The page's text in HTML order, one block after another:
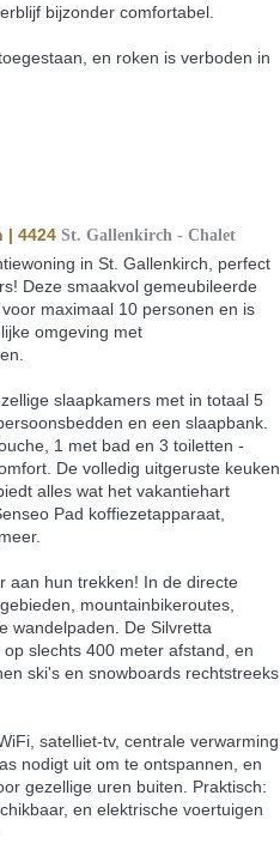
bijzonder comfortabel.
en roken is verboden in
| 4424 St. Gallenkirch - Chalet
in St. Gallenkirch, perfect
Deze smaakvol gemeubileerde
maximaal 10 personen en is
omgeving met
slaapkamers met in totaal 5
en een slaapbank.
1 met bad en 3 toiletten -
De volledig uitgeruste keuken
alles wat het vakantiehart
Pad koffiezetapparaat,
aan hun trekken! In de directe
mountainbikeroutes,
wandelpaden. De Silvretta
slechts 400 meter afstand, en
ski's en snowboards rechtstreeks
satelliet-tv, centrale verwarming
nodigt uit om te ontspannen, en
gezellige uren buiten. Praktisch:
en elektrische voertuigen